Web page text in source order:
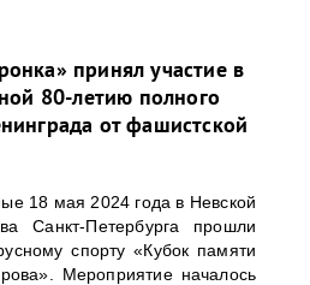
принял участие в
80-летию полного
от фашистской
18 мая 2024 года в Невской
Санкт-Петербурга прошли
спорту «Кубок памяти
Мероприятие началось